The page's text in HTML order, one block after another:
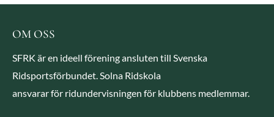
OM OSS
SFRK är en ideell förening ansluten till Svenska
Ridsportsförbundet. Solna Ridskola
ansvarar för ridundervisningen för klubbens medlemmar.